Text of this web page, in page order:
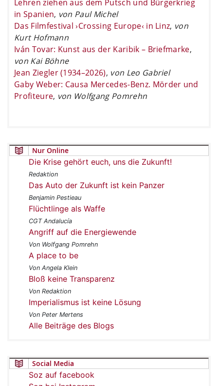
Lehren ziehen aus dem Putsch und Bürgerkrieg
in Spanien, von Paul Michel
Das Filmfestival ›Crossing Europe‹ in Linz, von
Kurt Hofmann
Iván Tovar: Kunst aus der Karibik – Briefmarke,
von Kai Böhne
Jean Ziegler (1934–2026), von Leo Gabriel
Gaby Weber: Causa Mercedes-Benz. Mörder und
Profiteure, von Wolfgang Pomrehn
Nur Online
Die Krise gehört euch, uns die Zukunft!
Redaktion
Das Auto der Zukunft ist kein Panzer
Benjamin Pestieau
Flüchtlinge als Waffe
CGT Andalucía
Angriff auf die Energiewende
Von Wolfgang Pomrehn
A place to be
Von Angela Klein
Bloß keine Transparenz
Von Redaktion
Imperialismus ist keine Lösung
Von Peter Mertens
Alle Beiträge des Blogs
Social Media
Soz auf facebook